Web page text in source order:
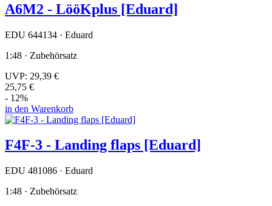
A6M2 - LööKplus [Eduard]
EDU 644134 · Eduard
1:48 · Zubehörsatz
UVP: 29,39 €
25,75 €
- 12%
in den Warenkorb
F4F-3 - Landing flaps [Eduard]
EDU 481086 · Eduard
1:48 · Zubehörsatz